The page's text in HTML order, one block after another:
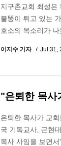
지구촌교회 최성은
불똥이 튀고 있는
호소의 목소리가
이지수 기자 Jul 31,
"은퇴한 목사
은퇴한 목사가 교
국 기독교사, 근현
목사 사임을 보면